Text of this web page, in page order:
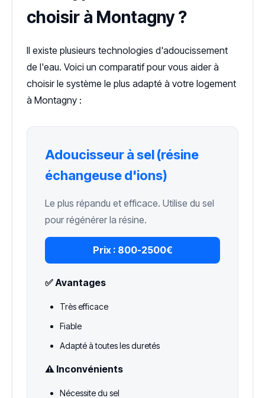
choisir à Montagny ?
Il existe plusieurs technologies d'adoucissement
de l'eau. Voici un comparatif pour vous aider à
choisir le système le plus adapté à votre logement
à Montagny :
Adoucisseur à sel (résine
échangeuse d'ions)
Le plus répandu et efficace. Utilise du sel
pour régénérer la résine.
Prix : 800-2500€
✅ Avantages
Très efficace
Fiable
Adapté à toutes les duretés
⚠️ Inconvénients
Nécessite du sel